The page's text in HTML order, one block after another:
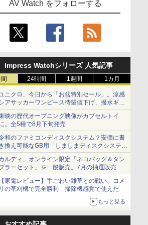
AV Watch をフォローする
Impress Watchシリーズ 人気記事
24時間 1週間 1カ月
ニクロ、今日から「お盆特別セール」。涼感
アサッカーワンピース待望値下げ、撥水ギア
ョーツは1990円に
映の歴代オープニング映像がカプセルトイ
。全5種で8月下旬発売
和のファミコンディスクシステム？安価に書
換え可能なGB用「しましまディスクシステ
」
ルディ、オンライン限定「ネコバッグ＆タン
ラーセット」を一般販売。7月の抽選販売の
選無効分
家電レビュー】手ごわい雑草との戦い、コメ
の草刈機で完全勝利 掃除機感覚で使えた
もっと見る